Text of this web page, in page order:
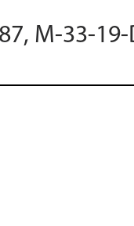
M-33-